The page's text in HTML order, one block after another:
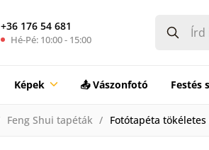
+36 176 54 681
Hé-Pé: 10:00 - 15:00
Képek 📤 Vászonfotó Festés
Feng Shui tapéták Fotótapéta